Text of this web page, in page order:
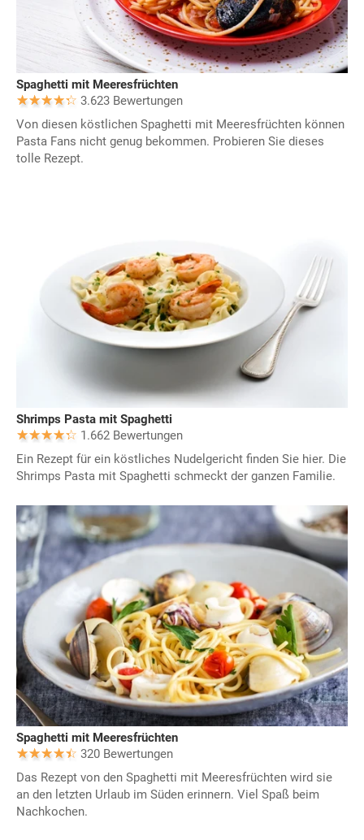
Spaghetti mit Meeresfrüchten
3.623 Bewertungen
Von diesen köstlichen Spaghetti mit Meeresfrüchten können
Pasta Fans nicht genug bekommen. Probieren Sie dieses
tolle Rezept.
Shrimps Pasta mit Spaghetti
1.662 Bewertungen
Ein Rezept für ein köstliches Nudelgericht finden Sie hier. Die
Shrimps Pasta mit Spaghetti schmeckt der ganzen Familie.
Spaghetti mit Meeresfrüchten
320 Bewertungen
Das Rezept von den Spaghetti mit Meeresfrüchten wird sie
an den letzten Urlaub im Süden erinnern. Viel Spaß beim
Nachkochen.